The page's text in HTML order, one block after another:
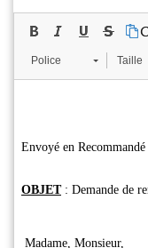
Police Taille